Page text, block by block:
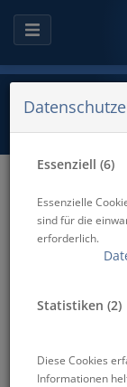
Lexikon
C
Essenziell (6)
Essenzielle
sind für die
erforderlich.
Statistiken (2)
Diese Cookies
Informationen